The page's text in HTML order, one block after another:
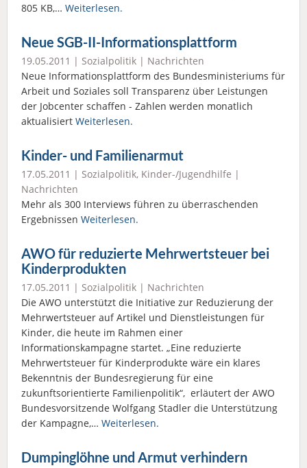
805 KB,… Weiterlesen.
Neue SGB-II-Informationsplattform
19.05.2011 | Sozialpolitik | Nachrichten
Neue Informationsplattform des Bundesministeriums für
Arbeit und Soziales soll Transparenz über Leistungen
der Jobcenter schaffen - Zahlen werden monatlich
aktualisiert Weiterlesen.
Kinder- und Familienarmut
17.05.2011 | Sozialpolitik, Kinder-/Jugendhilfe |
Nachrichten
Mehr als 300 Interviews führen zu überraschenden
Ergebnissen Weiterlesen.
AWO für reduzierte Mehrwertsteuer bei
Kinderprodukten
17.05.2011 | Sozialpolitik | Nachrichten
Die AWO unterstützt die Initiative zur Reduzierung der
Mehrwertsteuer auf Artikel und Dienstleistungen für
Kinder, die heute im Rahmen einer
Informationskampagne startet. „Eine reduzierte
Mehrwertsteuer für Kinderprodukte wäre ein klares
Bekenntnis der Bundesregierung für eine
zukunftsorientierte Familienpolitik“, erläutert der AWO
Bundesvorsitzende Wolfgang Stadler die Unterstützung
der Kampagne,… Weiterlesen.
Dumpinglöhne und Armut verhindern